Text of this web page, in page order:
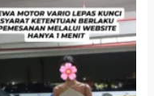
Cityplaza Jatinegara